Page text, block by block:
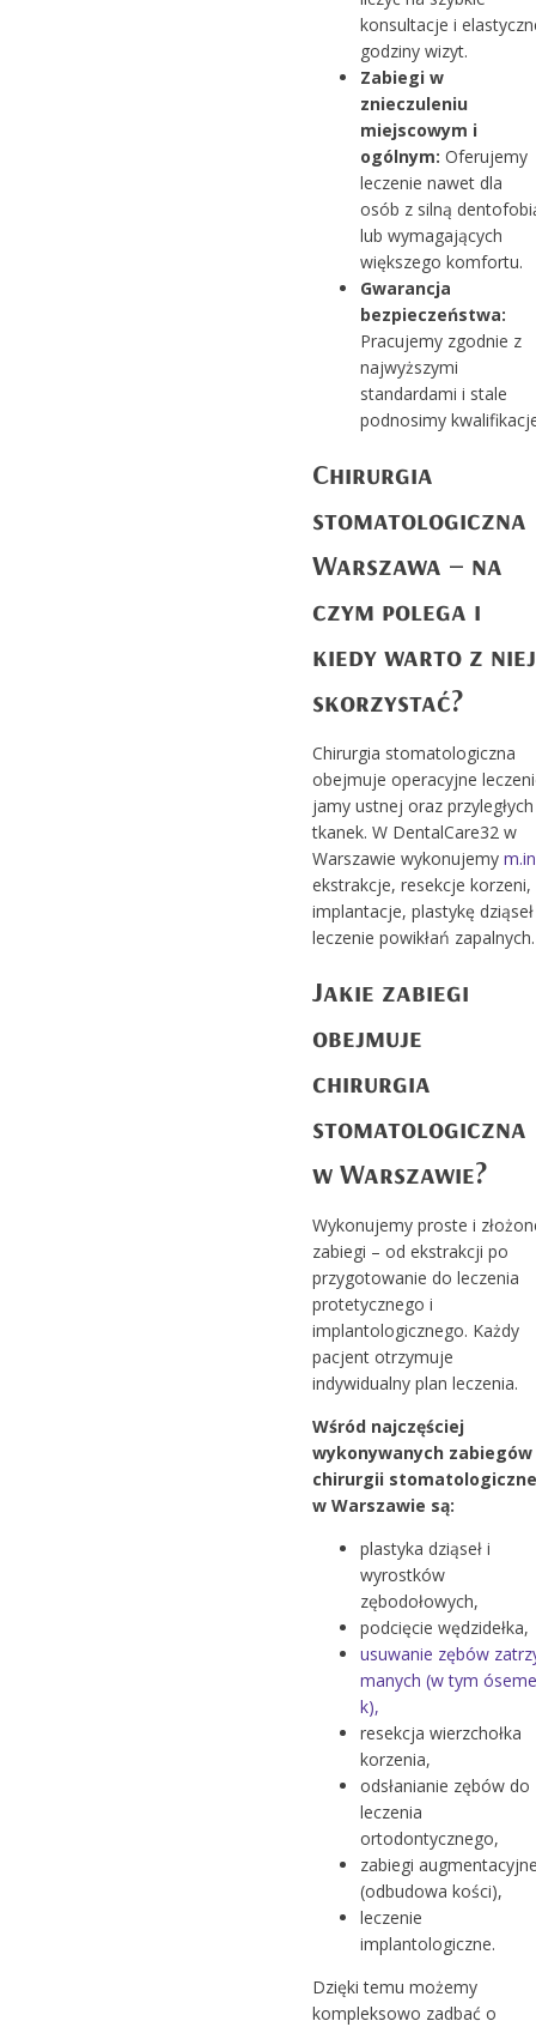
konsultacje i
godziny wizyt.
Zabiegi w
znieczuleniu
miejscowym i
ogólnym: Oferujemy
leczenie nawet dla
osób z silną
lub wymagających
większego komfortu.
Gwarancja
bezpieczeństwa:
Pracujemy zgodnie z
najwyższymi
standardami i stale
podnosimy
Chirurgia
stomatologiczna
Warszawa – na
czym polega i
kiedy warto z niej
skorzystać?
Chirurgia stomatologiczna
obejmuje operacyjne
jamy ustnej oraz przyległych
tkanek. W DentalCare32 w
Warszawie wykonujemym.in
ekstrakcje, resekcje korzeni,
implantacje, plastykę
leczenie powikłań zapalnych.
Jakie zabiegi
obejmuje
chirurgia
stomatologiczna
w Warszawie?
Wykonujemy proste i
zabiegi – od ekstrakcji po
przygotowanie do leczenia
protetycznego i
implantologicznego. Każdy
pacjent otrzymuje
indywidualny plan leczenia.
Wśród najczęściej
wykonywanych zabiegów
chirurgii
w Warszawie są:
plastyka dziąseł i
wyrostków
zębodołowych,
podcięcie wędzidełka,
usuwanie zębów
manych (w tym óseme
k),
resekcja wierzchołka
korzenia,
odsłanianie zębów do
leczenia
ortodontycznego,
zabiegi
(odbudowa kości),
leczenie
implantologiczne.
Dzięki temu możemy
kompleksowo zadbać o